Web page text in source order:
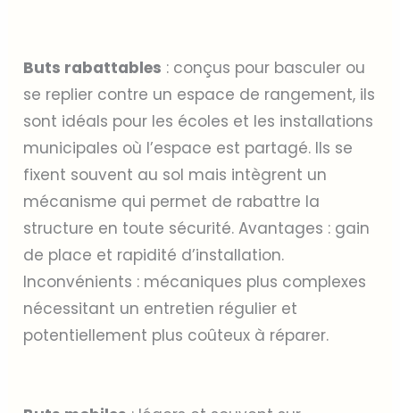
Buts rabattables : conçus pour basculer ou
se replier contre un espace de rangement, ils
sont idéals pour les écoles et les installations
municipales où l’espace est partagé. Ils se
fixent souvent au sol mais intègrent un
mécanisme qui permet de rabattre la
structure en toute sécurité. Avantages : gain
de place et rapidité d’installation.
Inconvénients : mécaniques plus complexes
nécessitant un entretien régulier et
potentiellement plus coûteux à réparer.